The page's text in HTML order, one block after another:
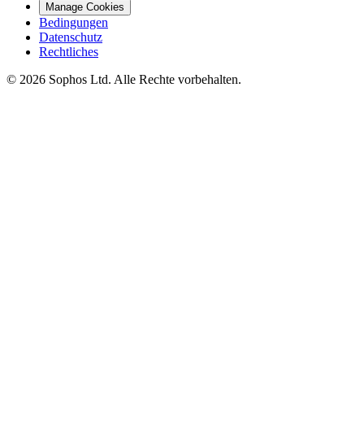
Manage Cookies
Bedingungen
Datenschutz
Rechtliches
© 2026 Sophos Ltd. Alle Rechte vorbehalten.